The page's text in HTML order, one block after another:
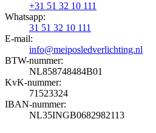
+31 51 32 10 111
Whatsapp:
31 51 32 10 111
E-mail:
info@meiposledverlichting.nl
BTW-nummer:
NL858748484B01
KvK-nummer:
71523324
IBAN-nummer:
NL35INGB0682982113